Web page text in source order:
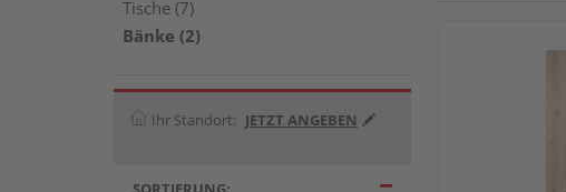
Tische (7)
Bänke (2)
Ihr Standort: JETZT ANGEBEN